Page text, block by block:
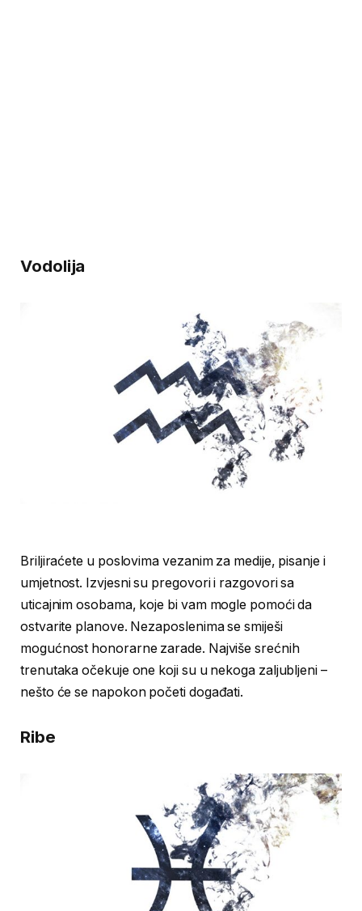
Vodolija
Briljiraćete u poslovima vezanim za medije, pisanje i
umjetnost. Izvjesni su pregovori i razgovori sa
uticajnim osobama, koje bi vam mogle pomoći da
ostvarite planove. Nezaposlenima se smiješi
mogućnost honorarne zarade. Najviše srećnih
trenutaka očekuje one koji su u nekoga zaljubljeni –
nešto će se napokon početi događati.
Ribe